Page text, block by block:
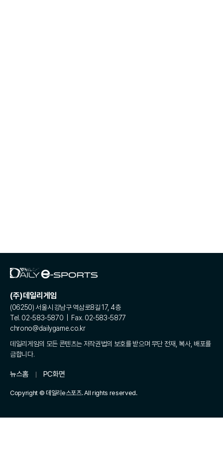
(주)데일리게임
(06250) 서울시 강남구 역삼로8길 17, 4층
Tel. 02-583-5870 | Fax. 02-583-5877
chrono@dailygame.co.kr
데일리게임의 모든 콘텐츠는 저작권법의 보호를 받으며 무단 전재, 복사, 배포를
금합니다.
뉴스홈 PC화면
Copyright © 데일리e스포츠. All rights reserved.